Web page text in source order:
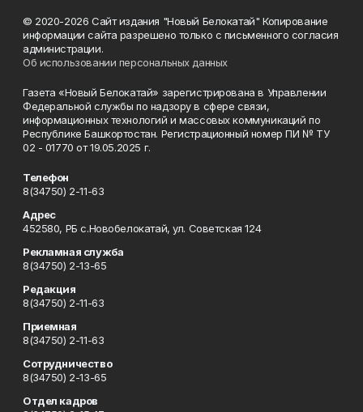
© 2020-2026 Сайт издания "Новый Белокатай" Копирование
информации сайта разрешено только с письменного согласия
администрации.
Об использовании персональных данных
Газета «Новый Белокатай» зарегистрирована в Управлении
Федеральной службы по надзору в сфере связи,
информационных технологий и массовых коммуникаций по
Республике Башкортостан. Регистрационный номер ПИ № ТУ
02 - 01770 от 19.05.2025 г.
Телефон
8(34750) 2-11-63
Адрес
452580, РБ с.Новобелокатай, ул. Советская 124
Рекламная служба
8(34750) 2-13-65
Редакция
8(34750) 2-11-63
Приемная
8(34750) 2-11-63
Сотрудничество
8(34750) 2-13-65
Отдел кадров